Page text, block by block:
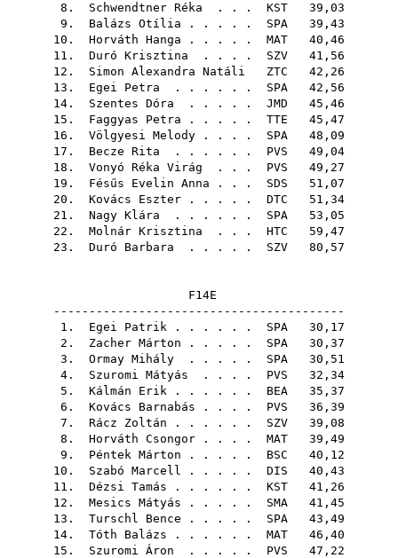
8. Schwendtner Réka . . . KST 39,03
9. Balázs Otília . . . . . SPA 39,43
10. Horváth Hanga . . . . . MAT 40,46
11. Duró Krisztina . . . . SZV 41,56
12. Simon Alexandra Natáli ZTC 42,26
13. Egei Petra . . . . . . SPA 42,56
14. Szentes Dóra . . . . . JMD 45,46
15. Faggyas Petra . . . . . TTE 45,47
16. Völgyesi Melody . . . . SPA 48,09
17. Becze Rita . . . . . . PVS 49,04
18. Vonyó Réka Virág . . . PVS 49,27
19. Fésűs Evelin Anna . . . SDS 51,07
20. Kovács Eszter . . . . . DTC 51,34
21. Nagy Klára . . . . . . SPA 53,05
22. Molnár Krisztina . . . HTC 59,47
23. Duró Barbara . . . . . SZV 80,57
F14E
-----------------------------------------
1. Egei Patrik . . . . . . SPA 30,17
2. Zacher Márton . . . . . SPA 30,37
3. Ormay Mihály . . . . . SPA 30,51
4. Szuromi Mátyás . . . . PVS 32,34
5. Kálmán Erik . . . . . . BEA 35,37
6. Kovács Barnabás . . . . PVS 36,39
7. Rácz Zoltán . . . . . . SZV 39,08
8. Horváth Csongor . . . . MAT 39,49
9. Péntek Márton . . . . . BSC 40,12
10. Szabó Marcell . . . . . DIS 40,43
11. Dézsi Tamás . . . . . . KST 41,26
12. Mesics Mátyás . . . . . SMA 41,45
13. Turschl Bence . . . . . SPA 43,49
14. Tóth Balázs . . . . . . MAT 46,40
15. Szuromi Áron . . . . . PVS 47,22